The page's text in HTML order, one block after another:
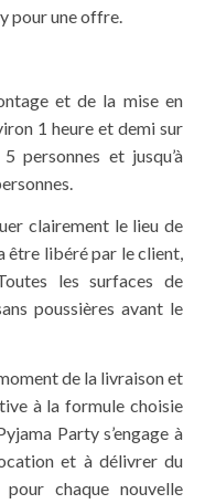
pour une offre.
et de la mise en
1 heure et demi sur
personnes et jusqu’à
clairement le lieu de
être libéré par le client,
les surfaces de
poussières avant le
de la livraison et
à la formule choisie
Party s’engage à
et à délivrer du
chaque nouvelle